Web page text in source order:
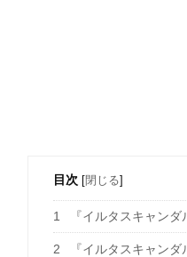
目次 [閉じる]
1 『イルタスキャンダ
2 『イルタスキャン